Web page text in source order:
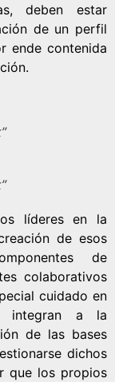
deben estar
de un perfil
ende contenida
líderes en la
de esos
de
colaborativos
cuidado en
integran a la
de las bases
dichos
que los propios